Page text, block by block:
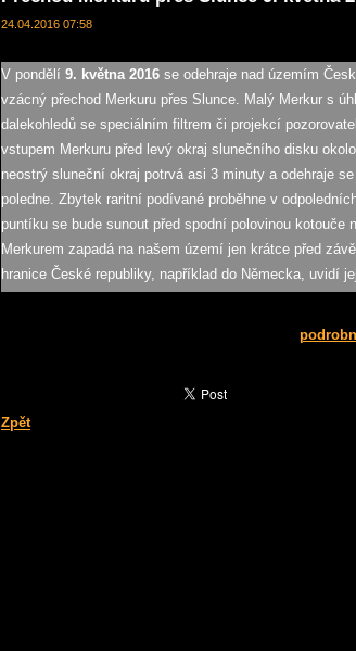
24.04.2016 07:58
V pondělí 9. května 2016 se odehraje nad územím
vzácný přechod Merkuru přes Slunce. Malý Merkur s
dalekohledů se speciálním filtrem či projekcí
vstupem Merkuru před levý okraj slunečního disku
neostrý sluneční okraj potrvá asi 3 minuty a odehraje
poledne. Zbytek raritní podívané proběhne v
puntíku se bude sunout před spodní polovinou
Merkurem zapadá na našem území jen krátce před
hranice České republiky, například do Německa, uvidí
Zpět